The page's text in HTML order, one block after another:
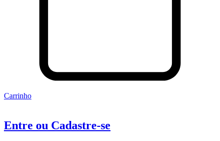
Carrinho
Entre ou Cadastre-se